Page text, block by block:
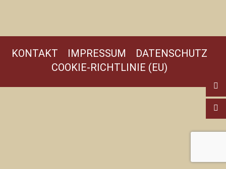
KONTAKT IMPRESSUM
DATENSCHUTZ
COOKIE-RICHTLINIE (EU)